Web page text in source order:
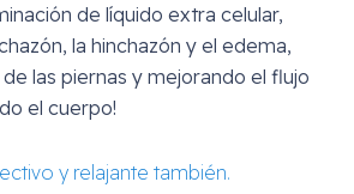
de líquido extra celular,
la hinchazón y el edema,
las piernas y mejorando el flujo
el cuerpo!
y relajante también.